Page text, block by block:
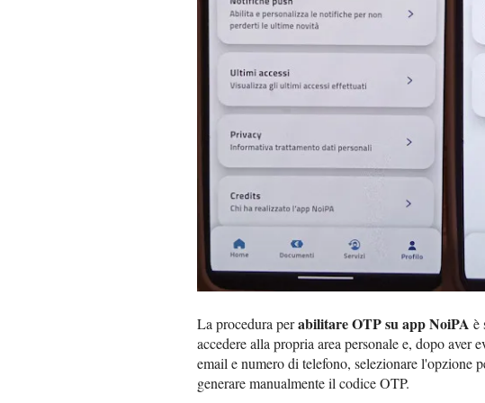
La procedura perabilitare OTP su app NoiPA è
accedere alla propria area personale e, dopo
email e numero di telefono, selezionare l'opzione
generare manualmente il codice OTP.